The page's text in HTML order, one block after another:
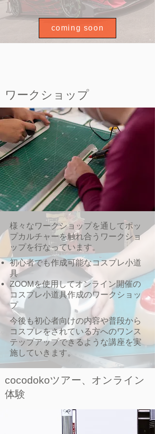
coming soon
ワークショップ
​様々なワークショップを通してポッ
プカルチャーを触れ合うワークショ
ップを行なっています。
初心者でも作成可能なコスプレ小道
具
​ZOOMを使用してオンライン開催の
コスプレ小道具作成のワークショッ
プ
​今後も初心者向けの内容や普段から
コスプレをされている方へのワンス
テップアップできるような講座を実
施していきます。
cocodokoツアー、オンライン
体験